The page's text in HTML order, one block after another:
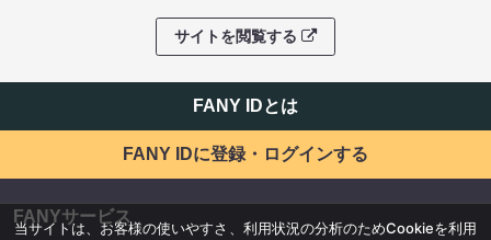
サイトを閲覧する
FANY IDとは
FANY IDに登録・ログインする
FANYサービス
当サイトは、お客様の使いやすさ、利用状況の分析のためCookieを利用